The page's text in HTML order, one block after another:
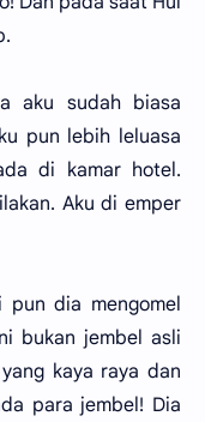
aku sudah biasa
pun lebih leluasa
di kamar hotel.
Aku di emper
pun dia mengomel
bukan jembel asli
kaya raya dan
para jembel! Dia